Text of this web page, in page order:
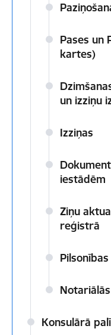
Pases un
kartes)
un izziņu
Izziņas
iestādēm
Ziņu
reģistrā
Konsulārā